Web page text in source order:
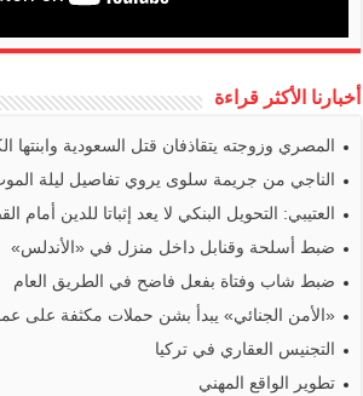
أخبارنا الأكثر قراءة
المصري وزوجته يتقاذفان قتل السعودية وابنتها
الناجي من جريمة سلوى يروي تفاصيل ليلة
العتيبي: التحويل البنكي لا يعد إثباتا للدين أمام
ضبط أسلحة وقنابل داخل منزل في «الأندلس»
ضبط شاب وفتاة بفعل فاضح في الطريق العام
«الأمن الجنائي» يبدأ بشن حملات مكثفة على
التجنيس العقاري في تركيا
تطوير الواقع المهني